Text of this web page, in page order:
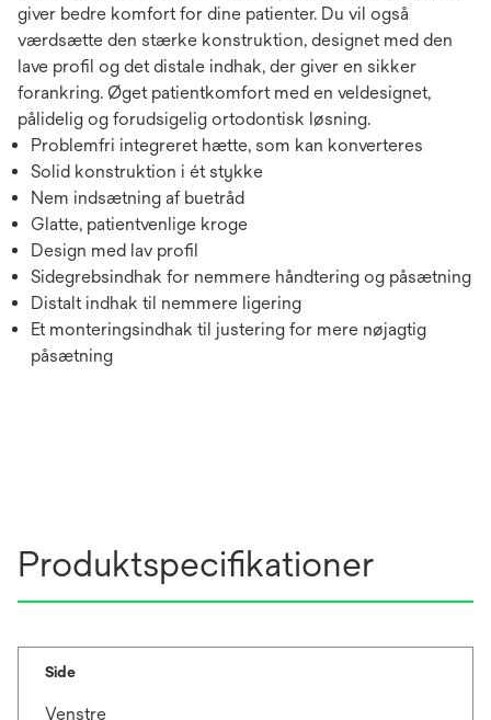
giver bedre komfort for dine patienter. Du vil også
værdsætte den stærke konstruktion, designet med den
lave profil og det distale indhak, der giver en sikker
forankring. Øget patientkomfort med en veldesignet,
pålidelig og forudsigelig ortodontisk løsning.
Problemfri integreret hætte, som kan konverteres
Solid konstruktion i ét stykke
Nem indsætning af buetråd
Glatte, patientvenlige kroge
Design med lav profil
Sidegrebsindhak for nemmere håndtering og påsætning
Distalt indhak til nemmere ligering
Et monteringsindhak til justering for mere nøjagtig
påsætning
Produktspecifikationer
Side
Venstre